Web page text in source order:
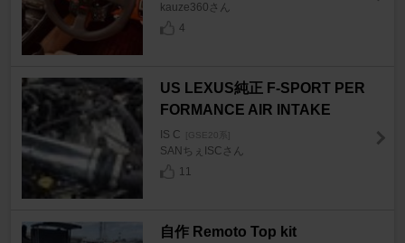
kauze360さん
4
US LEXUS純正 F-SPORT PER
FORMANCE AIR INTAKE
IS C [GSE20系]
SANちぇISCさん
11
自作 Remoto Top kit